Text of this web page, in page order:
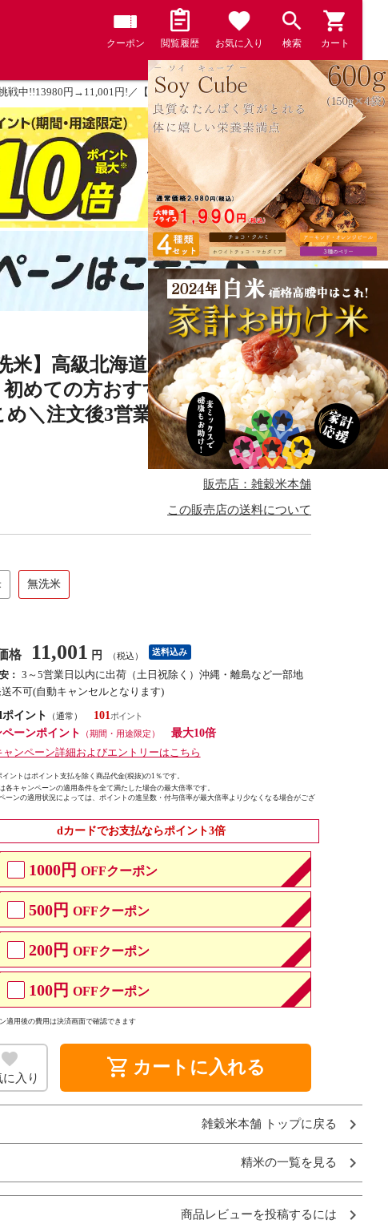
クーポン 閲覧履歴 お気に入り 検索 カート
戦中!!13980円→11,001円!／【無洗米】高級北海道産 令和7年産 ゆめぴりか
米】高級北海道産 令和7年産 ゆめぴ
めての方おすすめ 当店のイチオシ
＼注文後3営業日以内に精米／
4.9 (9件)
販売店：雑穀米本舗
この販売店の送料について
無洗米
格 11,001 円 （税込） 送料込み
： 3～5営業日以内に出荷（土日祝除く）沖縄・離島など一部地
不可(自動キャンセルとなります)
イント
（通常）
101
ーンポイント
（期間・用途限定）
最大10倍
ャンペーン詳細およびエントリーはこちら
ントはポイント支払を除く商品代金(税抜)の1％です。
各キャンペーンの適用条件を全て満たした場合の最大倍率です。
ーンの適用状況によっては、ポイントの進呈数・付与倍率が最大倍率より少なくなる場合がござ
dカードでお支払ならポイント3倍
1000円 OFFクーポン
500円 OFFクーポン
200円 OFFクーポン
100円 OFFクーポン
適用後の費用は決済画面で確認できます
に入り shopping_cart カートに入れる
雑穀米本舗 トップに戻る
精米の一覧を見る
商品レビューを投稿するには